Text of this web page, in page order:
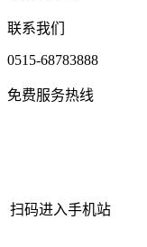
联系我们
0515-68783888
免费服务热线
扫码进入手机站